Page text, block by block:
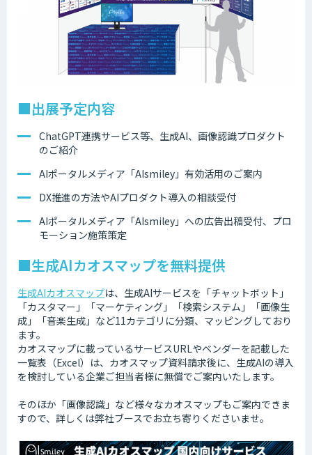
■出展予定内容
ChatGPT連携サービス等、生成AI、画像認識プロダクト
のご紹介
AIポータルメディア「AIsmiley」有効活用のご案内
DX推進の方法やAIプロダクト導入の相談受付
AIポータルメディア「AIsmiley」への広告出稿受付、プロ
モーション施策策定
■生成AIカオスマップを無料提供
生成AIカオスマップは、生成AIサービスを「チャットボット」
「カスタマー」「マーケティング」「検索システム」「画像生
成」「音楽生成」など11カテゴリに分類、マッピングしており
ます。
カオスマップに載っているサービスURLやベンダーを記載した
一覧表（Excel）は、カオスマップ資料請求後に、生成AIの導入
を検討している企業ご担当者様に無償でご案内いたします。
そのほか「画像認識」など様々なカオスマップもご案内できま
すので、詳しくは弊社ブースでお立ち寄りくださいませ。